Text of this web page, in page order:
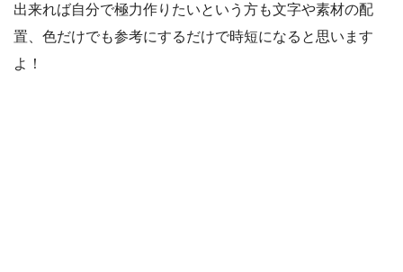
出来れば自分で極力作りたいという方も文字や素材の配
置、色だけでも参考にするだけで時短になると思います
よ！